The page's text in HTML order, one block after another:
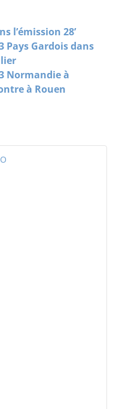
l’émission 28’
Pays Gardois dans
Normandie à
à Rouen